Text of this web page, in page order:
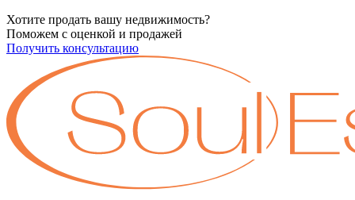
Хотите продать вашу недвижимость?
Поможем с оценкой и продажей
Получить консультацию